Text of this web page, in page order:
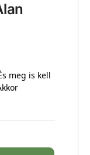
meg is kell